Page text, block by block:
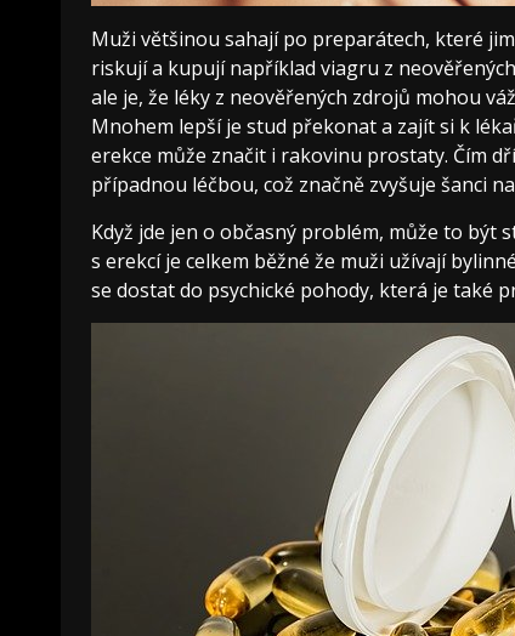
Muži většinou sahají po preparátech, které
riskují a kupují například viagru z
ale je, že léky z neověřených zdrojů mohou
Mnohem lepší je stud překonat a zajít si k
erekce může značit i rakovinu prostaty. Čím
případnou léčbou, což značně zvyšuje šanci
Když jde jen o občasný problém, může to
s erekcí je celkem běžné že muži užívají
se dostat do psychické pohody, která je také